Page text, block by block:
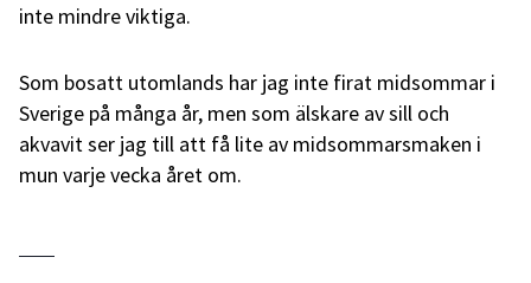
inte mindre viktiga.
Som bosatt utomlands har jag inte firat midsommar i
Sverige på många år, men som älskare av sill och
akvavit ser jag till att få lite av midsommarsmaken i
mun varje vecka året om.